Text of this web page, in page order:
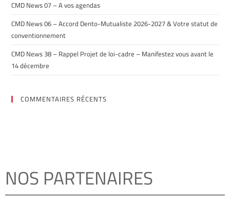
CMD News 07 – A vos agendas
CMD News 06 – Accord Dento-Mutualiste 2026-2027 & Votre statut de
conventionnement
CMD News 38 – Rappel Projet de loi-cadre – Manifestez vous avant le
14 décembre
COMMENTAIRES RÉCENTS
NOS PARTENAIRES